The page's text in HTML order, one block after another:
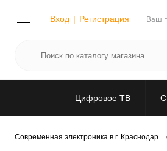
Вход Регистрация Ваш
Цифровое ТВ
Современная электроника в г. Краснодар